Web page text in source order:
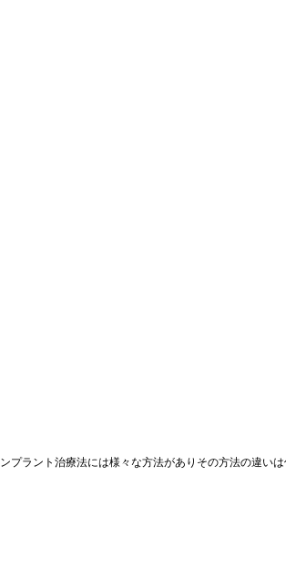
プラント治療法には様々な方法がありその方法の違いは